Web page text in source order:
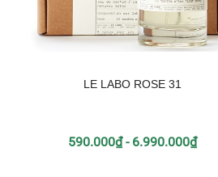
LE LABO ROSE 31
590.000₫ - 6.990.000₫